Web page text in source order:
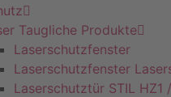
Taugliche Produkte
Laserschutzfenster
Laserschutzfenster
Laserschutztür STIL